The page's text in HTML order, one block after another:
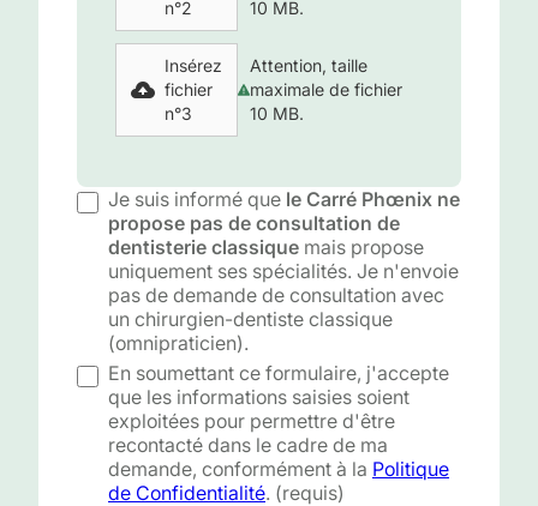
n°2 10 MB.
Insérez
fichier
n°3
Attention, taille
maximale de fichier
10 MB.
Je suis informé que le Carré Phœnix ne
propose pas de consultation de
dentisterie classique mais propose
uniquement ses spécialités. Je n'envoie
pas de demande de consultation avec
un chirurgien-dentiste classique
(omnipraticien).
En soumettant ce formulaire, j'accepte
que les informations saisies soient
exploitées pour permettre d'être
recontacté dans le cadre de ma
demande, conformément à la Politique
de Confidentialité. (requis)